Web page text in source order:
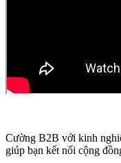
Cường B2B với kinh
giúp bạn kết nối cộng